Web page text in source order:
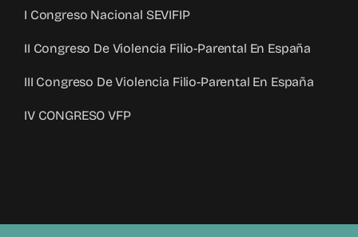
I Congreso Nacional SEVIFIP
II Congreso De Violencia Filio-Parental En España
III Congreso De Violencia Filio-Parental En España
IV CONGRESO VFP